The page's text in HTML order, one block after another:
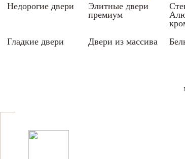
Недорогие двери
Элитные двери
премиум
Гладкие двери Двери из массива